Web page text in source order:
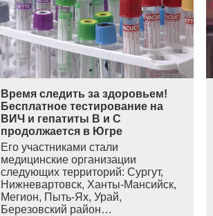
Время следить за здоровьем!
Бесплатное тестирование на
ВИЧ и гепатиты В и С
продолжается в Югре
Его участниками стали
медицинские организации
следующих территорий: Сургут,
Нижневартовск, Ханты-Мансийск,
Мегион, Пыть-Ях, Урай,
Березовский район…